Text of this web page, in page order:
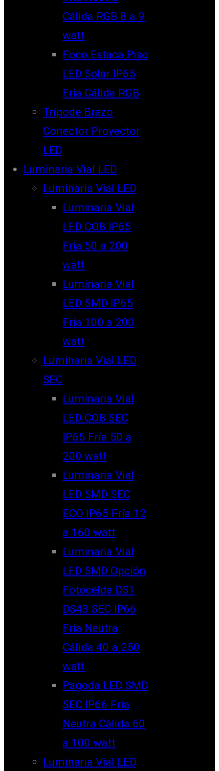
Cálida RGB 8 a 9
watt
Foco Estaca Piso
LED Solar IP65
Fría Cálida RGB
Trípode Brazo
Conector Proyector
LED
Luminaria Vial LED
Luminaria Vial LED
Luminaria Vial
LED COB IP65
Fría 50 a 200
watt
Luminaria Vial
LED SMD IP65
Fría 100 a 200
watt
Luminaria Vial LED
SEC
Luminaria Vial
LED COB SEC
IP65 Fría 50 a
200 watt
Luminaria Vial
LED SMD SEC
ECO IP65 Fría 12
a 160 watt
Luminaria Vial
LED SMD Opción
Fotocelda DS1
DS43 SEC IP66
Fría Neutra
Cálida 40 a 250
watt
Pagoda LED SMD
SEC IP66 Fría
Neutra Cálida 60
a 100 watt
Luminaria Vial LED